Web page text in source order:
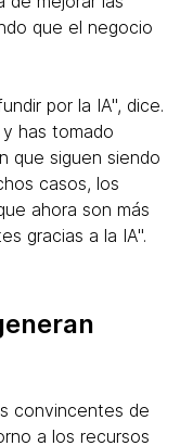
que el negocio
por la IA", dice.
has tomado
que siguen siendo
casos, los
ahora son más
gracias a la IA".
convincentes de
a los recursos